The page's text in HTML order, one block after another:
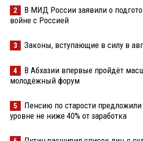
2
В МИД России заявили о
войне с Россией
3 Законы, вступающие в силу в
4
В Абхазии впервые пройдёт
молодёжный форум
5
Пенсию по старости предложили
уровне не ниже 40% от заработка